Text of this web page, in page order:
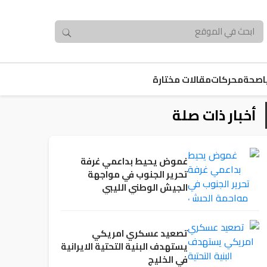
صحةمحركاتمقالات مختارة
أخبار ذات صلة
غموض يحيط بداعمي غرفة
تحرير الجنوب في مواجهة
الجيش الوطني الليبي
تصعيد عسكري امريكي
يستهدف البنية التحتية الايرانية
في الخليج